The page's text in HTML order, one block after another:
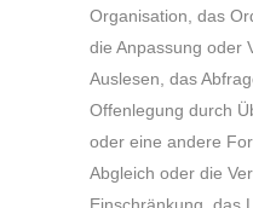
Organisation, das
die Anpassung oder
Auslesen, das
Offenlegung durch
oder eine andere
Abgleich oder die